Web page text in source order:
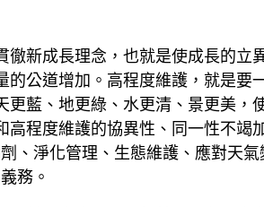
新成長理念，也就是使成長的立
公道增加。高程度維護，就是要
藍、地更綠、水更清、景更美，
程度維護的協異性、同一性不竭
、淨化管理、生態維護、應對天
務。